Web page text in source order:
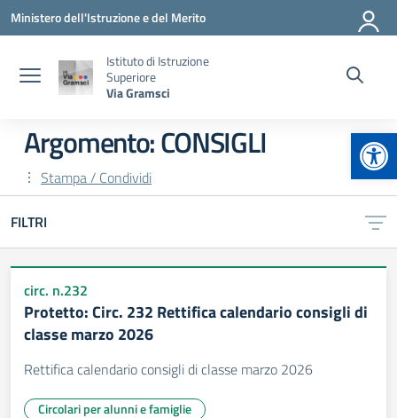
Vai ai contenuti
Vai al menu di navigazione
Vai al footer
Ministero dell'Istruzione e del Merito
Istituto di Istruzione
Superiore
Via Gramsci
Argomento: CONSIGLI
Stampa / Condividi
FILTRI
circ. n.232
Protetto: Circ. 232 Rettifica calendario consigli di
classe marzo 2026
Rettifica calendario consigli di classe marzo 2026
Circolari per alunni e famiglie